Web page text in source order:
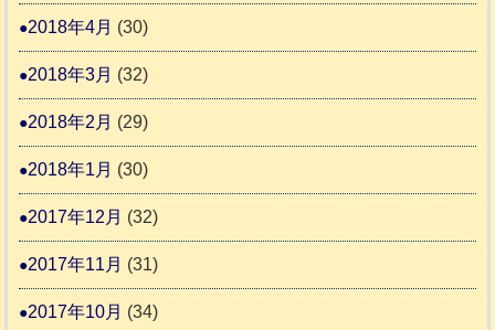
2018年4月 (30)
2018年3月 (32)
2018年2月 (29)
2018年1月 (30)
2017年12月 (32)
2017年11月 (31)
2017年10月 (34)